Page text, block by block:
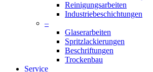
Reinigungsarbeiten
Industriebeschichtungen
–
Glaserarbeiten
Spritzlackierungen
Beschriftungen
Trockenbau
Service